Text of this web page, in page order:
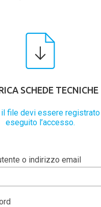
SCHEDE TECNICHE
file devi essere
eseguito l’accesso.
o indirizzo email